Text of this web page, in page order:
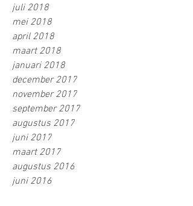
juli 2018
mei 2018
april 2018
maart 2018
januari 2018
december 2017
november 2017
september 2017
augustus 2017
juni 2017
maart 2017
augustus 2016
juni 2016